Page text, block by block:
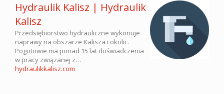
Hydraulik Kalisz | Hydraulik
Kalisz
Przedsiębiorstwo hydrauliczne wykonuje
naprawy na obszarze Kalisza i okolic.
Pogotowie ma ponad 15 lat doświadczenia
w pracy związanej z…
hydraulikkalisz.com